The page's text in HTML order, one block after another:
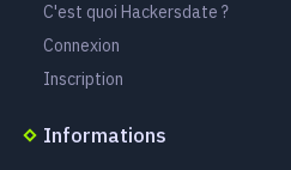
C'est quoi Hackersdate ?
Connexion
Inscription
Informations